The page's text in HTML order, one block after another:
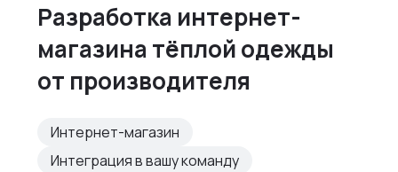
Разработка интернет-
магазина тёплой одежды
от производителя
Интернет-магазин
Интеграция в вашу команду